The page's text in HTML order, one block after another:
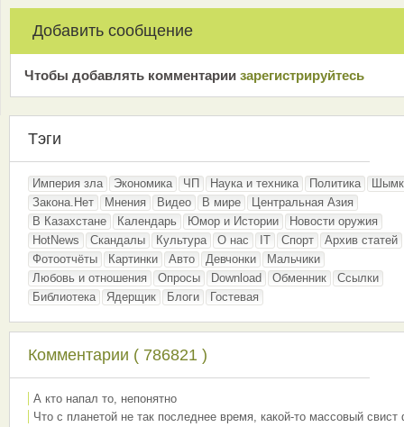
Добавить сообщение
Чтобы добавлять комментарии зарeгиcтрирyйтeсь
Тэги
Империя зла Экономика ЧП Наука и техника Политика
Закона.Нет
Мнения Видео В мире
Центральная Азия
В Казахстане
Календарь Юмор и Истории
Новости оружия
HotNews
Скандалы Культура О нас IT Спорт
Архив статей
Фотоотчёты
Картинки Авто Девчонки
Мальчики
Любовь и отношения
Опросы Download Обменник
Ссылки
Библиотека
Ядерщик Блоги Гостевая
Комментарии ( 786821 )
А кто напал то, непонятно
Что с планетой не так последнее время, какой-то массовый свист